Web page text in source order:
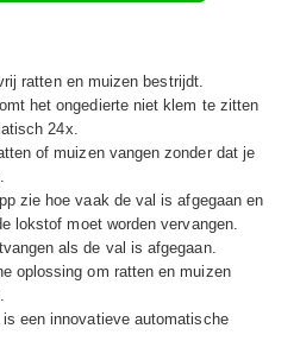
ratten en muizen bestrijdt.
het ongedierte niet klem te zitten
24x.
of muizen vangen zonder dat je
zie hoe vaak de val is afgegaan en
lokstof moet worden vervangen.
als de val is afgegaan.
oplossing om ratten en muizen
een innovatieve automatische